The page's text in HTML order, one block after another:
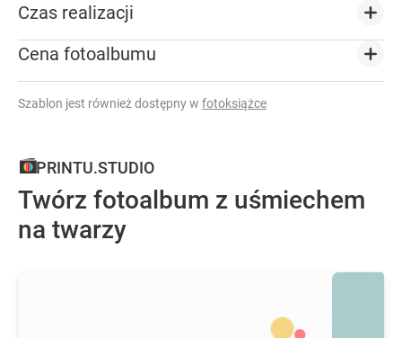
Czas realizacji
Cena fotoalbumu
Szablon jest również dostępny w fotoksiążce
PRINTU.STUDIO
Twórz fotoalbum z uśmiechem
na twarzy